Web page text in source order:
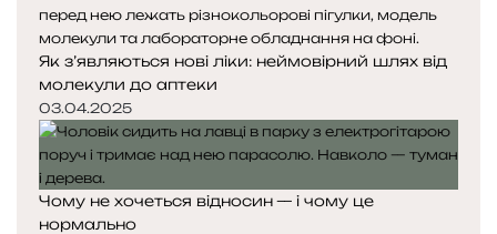
Як з’являються нові ліки: неймовірний шлях від
молекули до аптеки
03.04.2025
Чому не хочеться відносин — і чому це
нормально